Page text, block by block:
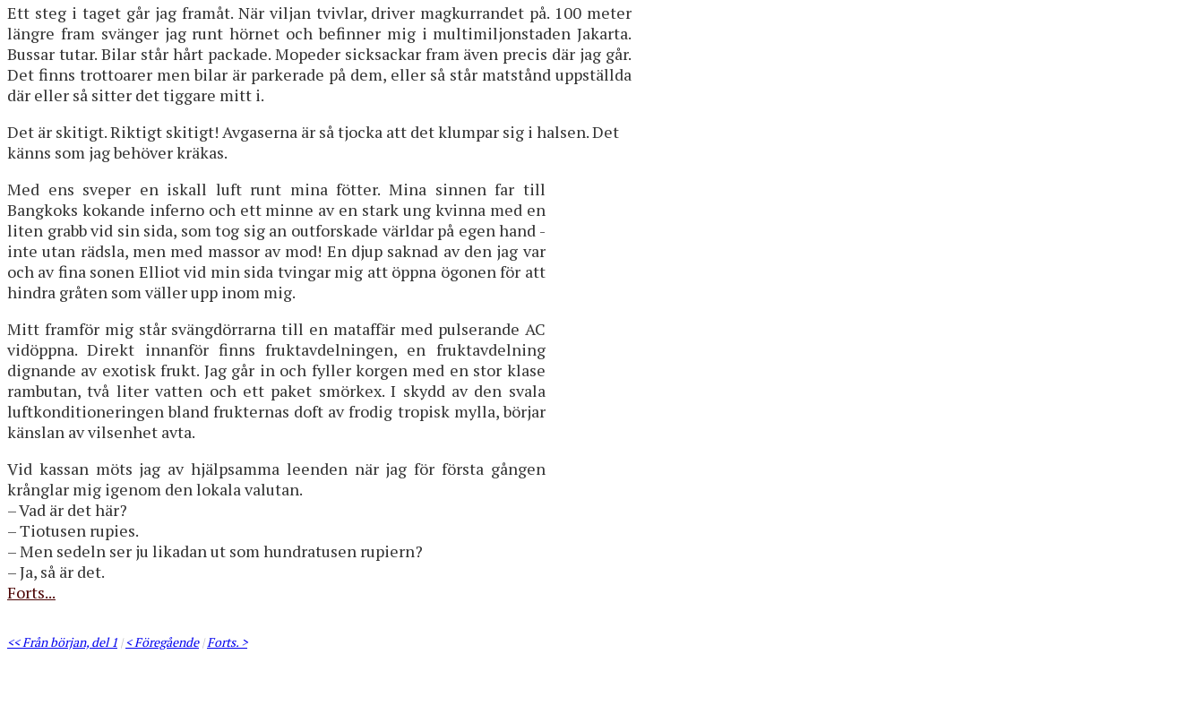
Ett steg i taget går jag framåt. När viljan tvivlar, driver magkurrandet på. 100 meter
längre fram svänger jag runt hörnet och befinner mig i multimiljonstaden Jakarta.
Bussar tutar. Bilar står hårt packade. Mopeder sicksackar fram även precis där jag går.
Det finns trottoarer men bilar är parkerade på dem, eller så står matstånd uppställda
där eller så sitter det tiggare mitt i.
Det är skitigt. Riktigt skitigt! Avgaserna är så tjocka att det klumpar sig i halsen. Det
känns som jag behöver kräkas.
Med ens sveper en iskall luft runt mina fötter. Mina sinnen far till
Bangkoks kokande inferno och ett minne av en stark ung kvinna med en
liten grabb vid sin sida, som tog sig an outforskade världar på egen hand -
inte utan rädsla, men med massor av mod! En djup saknad av den jag var
och av fina sonen Elliot vid min sida tvingar mig att öppna ögonen för att
hindra gråten som väller upp inom mig.
Mitt framför mig står svängdörrarna till en mataffär med pulserande AC
vidöppna. Direkt innanför finns fruktavdelningen, en fruktavdelning
dignande av exotisk frukt. Jag går in och fyller korgen med en stor klase
rambutan, två liter vatten och ett paket smörkex. I skydd av den svala
luftkonditioneringen bland frukternas doft av frodig tropisk mylla, börjar
känslan av vilsenhet avta.
Vid kassan möts jag av hjälpsamma leenden när jag för första gången
krånglar mig igenom den lokala valutan.
– Vad är det här?
– Tiotusen rupies.
– Men sedeln ser ju likadan ut som hundratusen rupiern?
– Ja, så är det.
Forts...
<< Från början, del 1 |< Föregående|Forts. >